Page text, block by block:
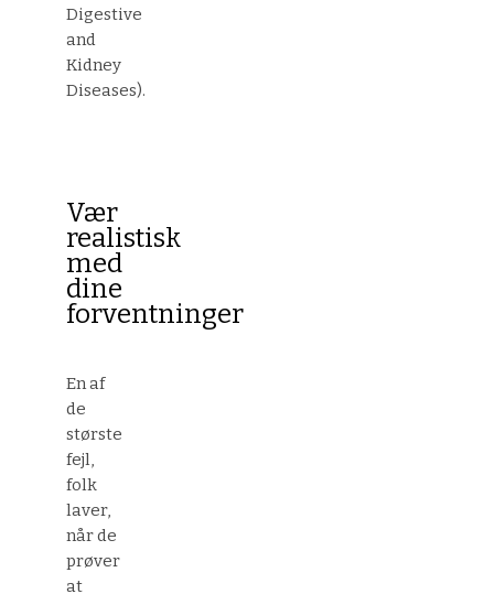
Digestive
and
Kidney
Diseases).
Vær
realistisk
med
dine
forventninger
En af
de
største
fejl,
folk
laver,
når de
prøver
at